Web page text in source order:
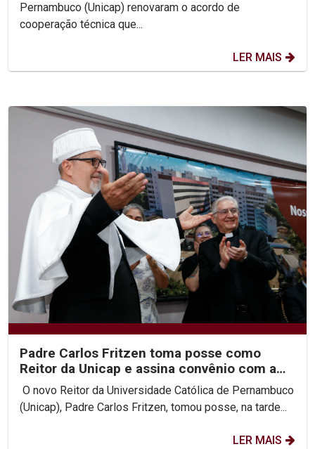
Pernambuco (Unicap) renovaram o acordo de
cooperação técnica que...
LER MAIS
Padre Carlos Fritzen toma posse como
Reitor da Unicap e assina convênio com a
PUC-Rio
O novo Reitor da Universidade Católica de Pernambuco
(Unicap), Padre Carlos Fritzen, tomou posse, na tarde...
LER MAIS